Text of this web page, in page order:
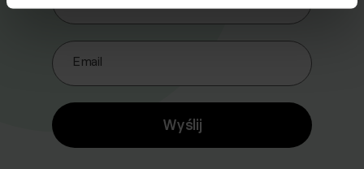
Email
Wyślij